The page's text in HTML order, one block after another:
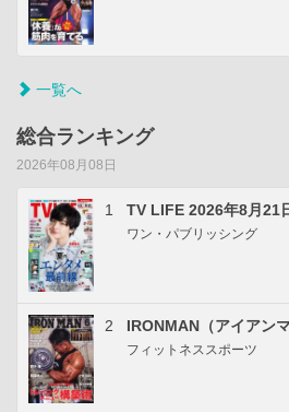
一覧へ
総合ランキング
2026年08月08日
1 TV LIFE 2026年8月21
ワン・パブリッシング
2 IRONMAN（アイアン
フィットネススポーツ